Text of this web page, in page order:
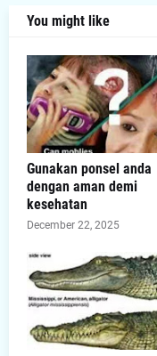
You might like
Gunakan ponsel anda
dengan aman demi
kesehatan
December 22, 2025